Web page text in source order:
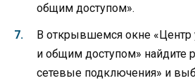
общим доступом».
В открывшемся окне «Центр
и общим доступом» найдите
сетевые подключения» и